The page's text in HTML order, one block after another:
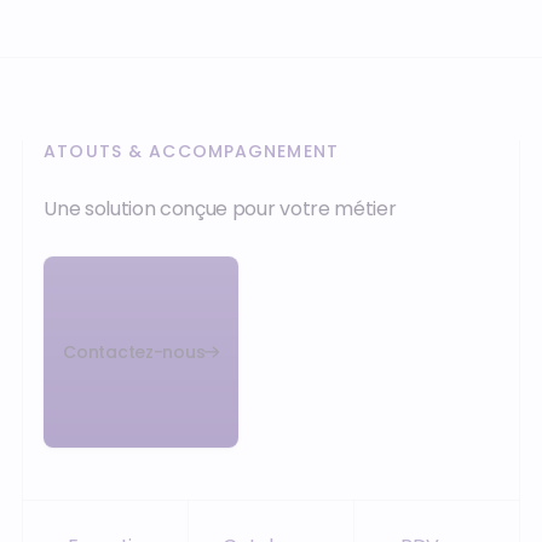
ATOUTS & ACCOMPAGNEMENT
Une solution conçue pour votre métier
Contactez-nous